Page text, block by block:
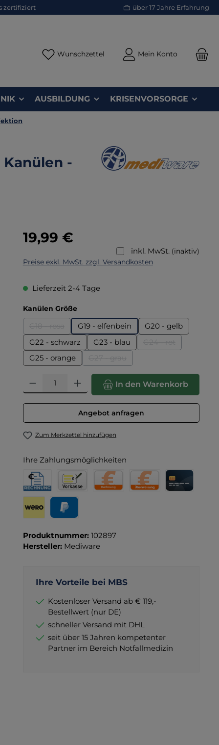
zertifiziert über 17 Jahre Erfahrung
Wunschzettel Du hast 0 Produkte auf dem
Mein Konto
AUSBILDUNG KRISENVORSORGE
-
Regulärer Preis:
19,99 €
inkl. MwSt. (inaktiv)
Preise exkl. MwSt. zzgl. Versandkosten
Lieferzeit 2-4 Tage
Kanülen Größeauswählen
(Diese Option ist zurzeit nicht verfügbar.)
G19 - elfenbein
G20 - gelb
G22 - schwarz
G23 - blau
(Diese Option ist
G25 - orange
(Diese Option ist zurzeit nicht
Produkt Anzahl: Gib den gewünschten Wert ein oder
In den Warenkorb
Angebot anfragen
Zum Merkzettel hinzufügen
Ihre Zahlungsmöglichkeiten
Rechnung für Behörden
Vorkasse
Produktnummer: 102897
Hersteller: Mediware
Ihre Vorteile bei MBS
Kostenloser Versand ab € 119,-
Bestellwert (nur DE)
schneller Versand mit DHL
seit über 15 Jahren kompetenter
Partner im Bereich Notfallmedizin